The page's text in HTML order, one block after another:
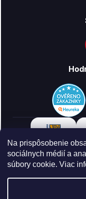
Na prispôsobenie
sociálnych médií a
súbory cookie. Viac
Copyright 2026